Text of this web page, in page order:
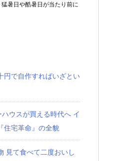
猛暑日や酷暑日が当たり前に
円で自作すればいざとい
ウスが買える時代へ イ
住宅革命』の全貌
見て食べて二度おいし